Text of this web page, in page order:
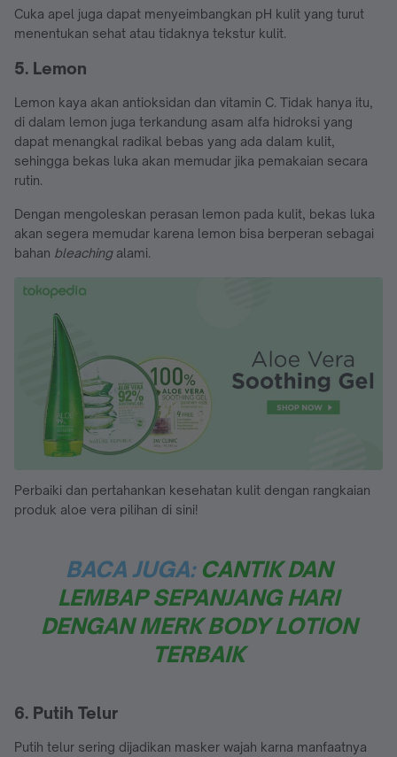
Cuka apel juga dapat menyeimbangkan pH kulit yang turut
menentukan sehat atau tidaknya tekstur kulit.
5. Lemon
Lemon kaya akan antioksidan dan vitamin C. Tidak hanya itu,
di dalam lemon juga terkandung asam alfa hidroksi yang
dapat menangkal radikal bebas yang ada dalam kulit,
sehingga bekas luka akan memudar jika pemakaian secara
rutin.
Dengan mengoleskan perasan lemon pada kulit, bekas luka
akan segera memudar karena lemon bisa berperan sebagai
bahan bleachingalami.
Perbaiki dan pertahankan kesehatan kulit dengan rangkaian
produk aloe vera pilihan di sini!
BACA JUGA: CANTIK DAN
LEMBAP SEPANJANG HARI
DENGAN MERK BODY LOTION
TERBAIK
6. Putih Telur
Putih telur sering dijadikan masker wajah karna manfaatnya